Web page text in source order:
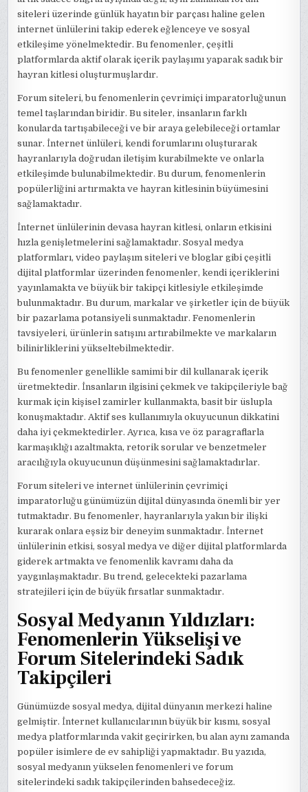
siteleri üzerinde günlük hayatın bir parçası haline gelen
internet ünlülerini takip ederek eğlenceye ve sosyal
etkileşime yönelmektedir. Bu fenomenler, çeşitli
platformlarda aktif olarak içerik paylaşımı yaparak sadık bir
hayran kitlesi oluşturmuşlardır.
Forum siteleri, bu fenomenlerin çevrimiçi imparatorluğunun
temel taşlarından biridir. Bu siteler, insanların farklı
konularda tartışabileceği ve bir araya gelebileceği ortamlar
sunar. İnternet ünlüleri, kendi forumlarını oluşturarak
hayranlarıyla doğrudan iletişim kurabilmekte ve onlarla
etkileşimde bulunabilmektedir. Bu durum, fenomenlerin
popülerliğini artırmakta ve hayran kitlesinin büyümesini
sağlamaktadır.
İnternet ünlülerinin devasa hayran kitlesi, onların etkisini
hızla genişletmelerini sağlamaktadır. Sosyal medya
platformları, video paylaşım siteleri ve bloglar gibi çeşitli
dijital platformlar üzerinden fenomenler, kendi içeriklerini
yayınlamakta ve büyük bir takipçi kitlesiyle etkileşimde
bulunmaktadır. Bu durum, markalar ve şirketler için de büyük
bir pazarlama potansiyeli sunmaktadır. Fenomenlerin
tavsiyeleri, ürünlerin satışını artırabilmekte ve markaların
bilinirliklerini yükseltebilmektedir.
Bu fenomenler genellikle samimi bir dil kullanarak içerik
üretmektedir. İnsanların ilgisini çekmek ve takipçileriyle bağ
kurmak için kişisel zamirler kullanmakta, basit bir üslupla
konuşmaktadır. Aktif ses kullanımıyla okuyucunun dikkatini
daha iyi çekmektedirler. Ayrıca, kısa ve öz paragraflarla
karmaşıklığı azaltmakta, retorik sorular ve benzetmeler
aracılığıyla okuyucunun düşünmesini sağlamaktadırlar.
Forum siteleri ve internet ünlülerinin çevrimiçi
imparatorluğu günümüzün dijital dünyasında önemli bir yer
tutmaktadır. Bu fenomenler, hayranlarıyla yakın bir ilişki
kurarak onlara eşsiz bir deneyim sunmaktadır. İnternet
ünlülerinin etkisi, sosyal medya ve diğer dijital platformlarda
giderek artmakta ve fenomenlik kavramı daha da
yaygınlaşmaktadır. Bu trend, gelecekteki pazarlama
stratejileri için de büyük fırsatlar sunmaktadır.
Sosyal Medyanın Yıldızları:
Fenomenlerin Yükselişi ve
Forum Sitelerindeki Sadık
Takipçileri
Günümüzde sosyal medya, dijital dünyanın merkezi haline
gelmiştir. İnternet kullanıcılarının büyük bir kısmı, sosyal
medya platformlarında vakit geçirirken, bu alan aynı zamanda
popüler isimlere de ev sahipliği yapmaktadır. Bu yazıda,
sosyal medyanın yükselen fenomenleri ve forum
sitelerindeki sadık takipçilerinden bahsedeceğiz.